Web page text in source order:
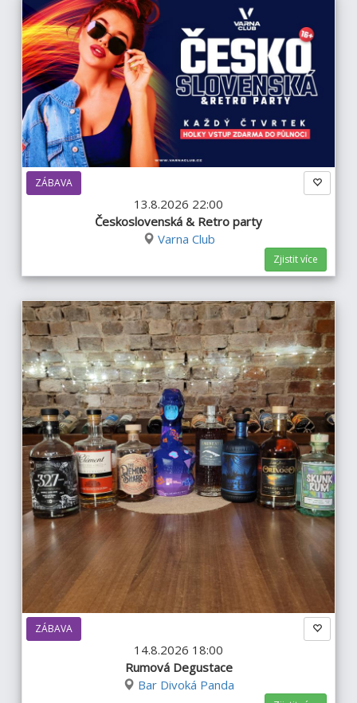
ZÁBAVA
13.8.2026 22:00
Československá & Retro party
Varna Club
Zjistit více
ZÁBAVA
14.8.2026 18:00
Rumová Degustace
Bar Divoká Panda